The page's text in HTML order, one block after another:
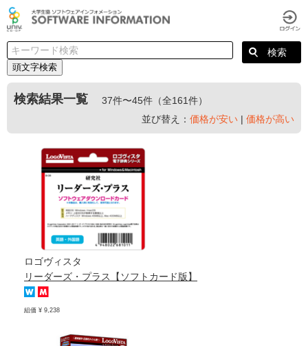
頭文字検索
検索結果一覧
37件〜45件（全161件）
並び替え： 価格が安い | 価格が高い
ロゴヴィスタ
リーダーズ・プラス【ソフトカード版】
組価 ¥ 9,238